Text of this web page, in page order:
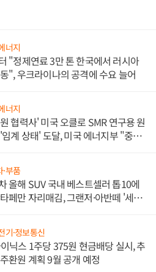
너지
"정제연료 3만 톤 한국에서 러시아
", 우크라이나의 공격에 수요 늘어
너지
협력사' 미국 오클로 SMR 연구용 원
계 상태' 도달, 미국 에너지부 "중요
부품
올해 SUV 국내 베스트셀러 톱10에
페만 자리매김, 그랜저·아반떼 '세단
기·정보통신
닉스 1주당 375원 현금배당 실시, 추
환원 계획 9월 공개 예정